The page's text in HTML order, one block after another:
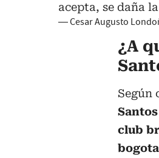
acepta, se daña
— Cesar Augusto
¿A
Según
club